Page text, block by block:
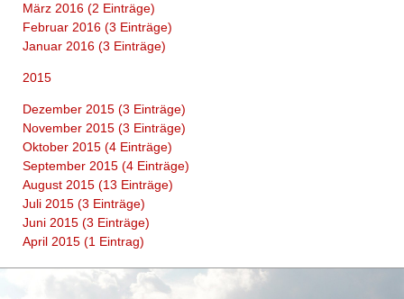
März 2016 (2 Einträge)
Februar 2016 (3 Einträge)
Januar 2016 (3 Einträge)
2015
Dezember 2015 (3 Einträge)
November 2015 (3 Einträge)
Oktober 2015 (4 Einträge)
September 2015 (4 Einträge)
August 2015 (13 Einträge)
Juli 2015 (3 Einträge)
Juni 2015 (3 Einträge)
April 2015 (1 Eintrag)